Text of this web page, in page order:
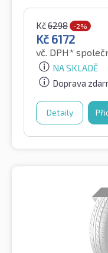
Kč6298 -2%
Kč 6172
vč. DPH*
NA SKLADĚ
Doprava
Detaily